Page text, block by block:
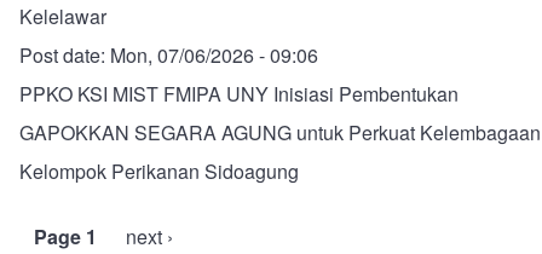
Kelelawar
Post date: Mon, 07/06/2026 - 09:06
PPKO KSI MIST FMIPA UNY Inisiasi Pembentukan
GAPOKKAN SEGARA AGUNG untuk Perkuat Kelembagaan
Kelompok Perikanan Sidoagung
Pagination
Page 1
Next
next ›